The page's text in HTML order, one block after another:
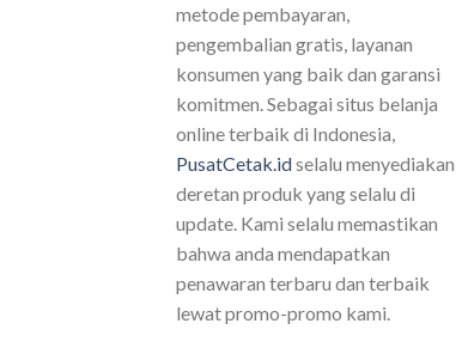
metode pembayaran,
pengembalian gratis, layanan
konsumen yang baik dan garansi
komitmen. Sebagai situs belanja
online terbaik di Indonesia,
PusatCetak.idselalu menyediakan
deretan produk yang selalu di
update. Kami selalu memastikan
bahwa anda mendapatkan
penawaran terbaru dan terbaik
lewat promo-promo kami.